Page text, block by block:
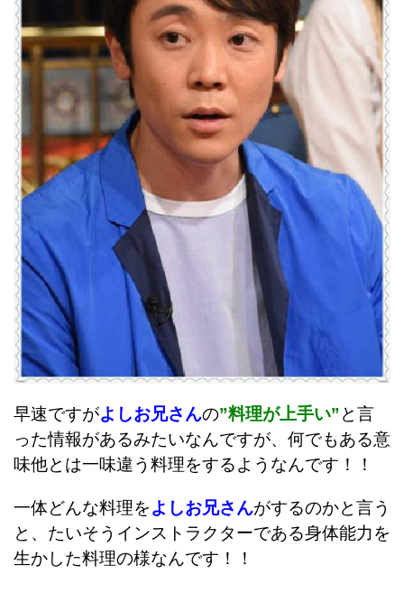
早速ですがよしお兄さんの”料理が上手い”と言
った情報があるみたいなんですが、何でもある意
味他とは一味違う料理をするようなんです！！
一体どんな料理をよしお兄さんがするのかと言う
と、たいそうインストラクターである身体能力を
生かした料理の様なんです！！